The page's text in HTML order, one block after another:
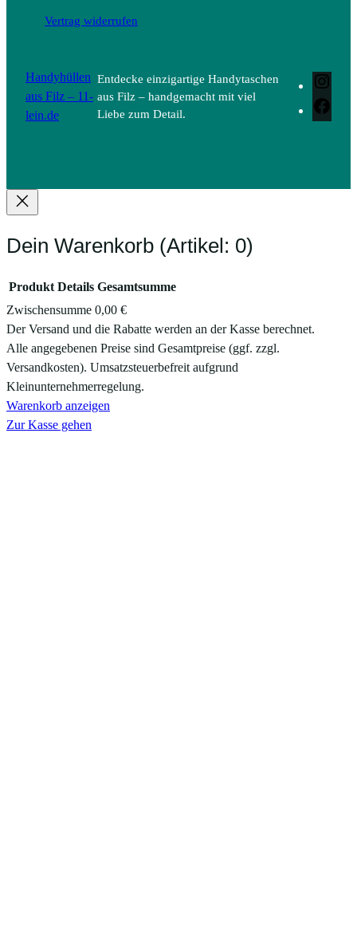
Vertrag widerrufen
Handyhüllen
aus Filz – 11-
lein.de
Entdecke einzigartige Handytaschen
aus Filz – handgemacht mit viel
Liebe zum Detail.
Dein Warenkorb (Artikel: 0)
Produkte
im
Warenkorb
Produkt Details Gesamtsumme
Zwischensumme 0,00 €
Der Versand und die Rabatte werden an der Kasse berechnet.
Alle angegebenen Preise sind Gesamtpreise (ggf. zzgl.
Versandkosten). Umsatzsteuerbefreit aufgrund
Kleinunternehmerregelung.
Warenkorb anzeigen
Zur Kasse gehen